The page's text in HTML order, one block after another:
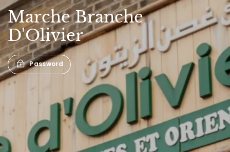
MarcheBranche
D'Olivier
Password